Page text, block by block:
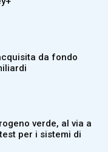
da fondo
verde, al via a
per i sistemi di